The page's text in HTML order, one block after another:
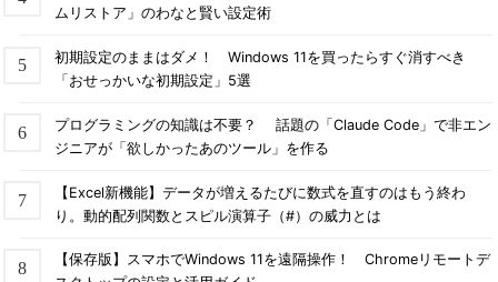
ムリストア」のわなと賢い設定術
初期設定のままはダメ！ Windows 11を買ったらすぐ消すべき
「おせっかいな初期設定」5選
プログラミングの知識は不要？ 話題の「Claude Code」で非エン
ジニアが「欲しかったあのツール」を作る
【Excel新機能】データが増えるたびに数式を直すのはもう終わ
り。動的配列関数とスピル演算子（#）の威力とは
【保存版】スマホでWindows 11を遠隔操作！ Chromeリモートデ